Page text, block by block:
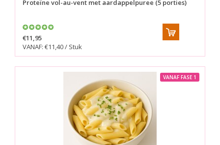
Proteïne vol-au-vent met aardappelpuree (5 porties)
€11,95
VANAF: €11,40 / Stuk
VANAF FASE 1